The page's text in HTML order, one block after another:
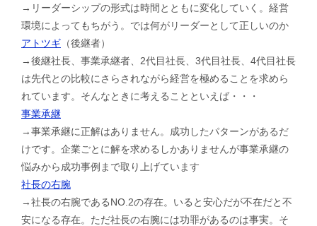
→リーダーシップの形式は時間とともに変化していく。経営
環境によってもちがう。では何がリーダーとして正しいのか
アトツギ （後継者）
→後継社長、事業承継者、2代目社長、3代目社長、4代目社長
は先代との比較にさらされながら経営を極めることを求めら
れています。そんなときに考えることといえば・・・
事業承継
→事業承継に正解はありません。成功したパターンがあるだ
けです。企業ごとに解を求めるしかありませんが事業承継の
悩みから成功事例まで取り上げています
社長の右腕
→社長の右腕であるNO.2の存在。いると安心だが不在だと不
安になる存在。ただ社長の右腕には功罪があるのは事実。そ